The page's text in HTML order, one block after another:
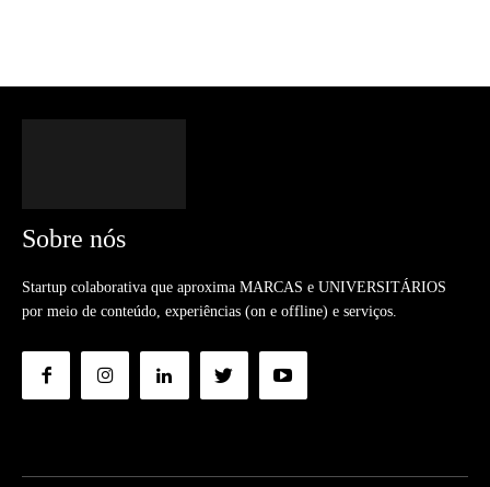
Sobre nós
Startup colaborativa que aproxima MARCAS e UNIVERSITÁRIOS
por meio de conteúdo, experiências (on e offline) e serviços.